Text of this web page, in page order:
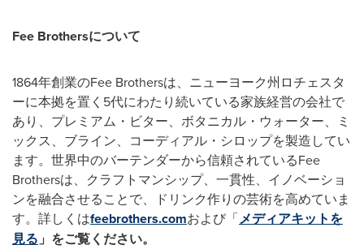
Fee Brothersについて
1864年創業のFee Brothersは、ニューヨーク州ロチェスタ
ーに本拠を置く5代にわたり続いている家族経営の会社で
あり、プレミアム・ビター、ボタニカル・ウォーター、ミ
ックス、ブライン、コーディアル・シロップを製造してい
ます。世界中のバーテンダーから信頼されているFee
Brothersは、クラフトマンシップ、一貫性、イノベーショ
ンを融合させることで、ドリンク作りの芸術を高めていま
す。詳しくはfeebrothers.comおよび「メディアキットを
見る 」をご覧ください。